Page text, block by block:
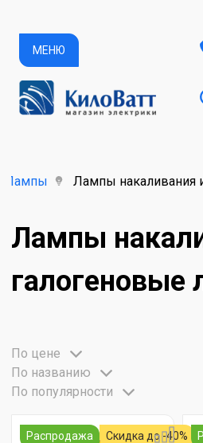
МЕНЮ
Лампы Лампы накаливания
Лампы
галогеновые
По цене
По названию
По популярности
Распродажа Скидка до -40%